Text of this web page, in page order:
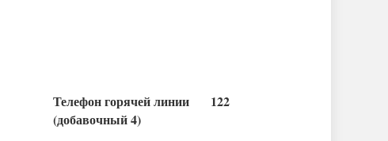
Телефон горячей линии 122
(добавочный 4)